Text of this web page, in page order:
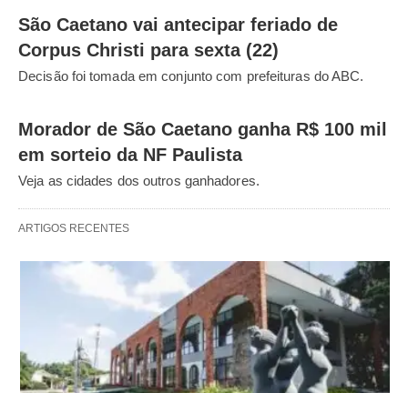
São Caetano vai antecipar feriado de
Corpus Christi para sexta (22)
Decisão foi tomada em conjunto com prefeituras do ABC.
Morador de São Caetano ganha R$ 100 mil
em sorteio da NF Paulista
Veja as cidades dos outros ganhadores.
ARTIGOS RECENTES